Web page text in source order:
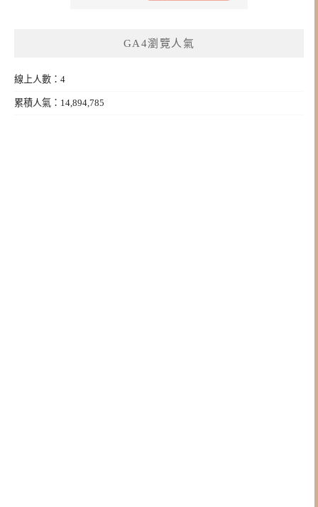
GA4瀏覽人氣
線上人數：4
累積人氣：14,894,785